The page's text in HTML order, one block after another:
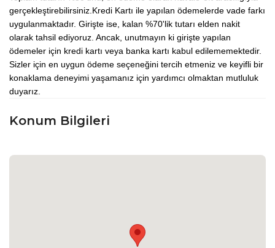
gerçekleştirebilirsiniz.Kredi Kartı ile yapılan ödemelerde vade farkı
uygulanmaktadır. Girişte ise, kalan %70'lik tutarı elden nakit
olarak tahsil ediyoruz. Ancak, unutmayın ki girişte yapılan
ödemeler için kredi kartı veya banka kartı kabul edilememektedir.
Sizler için en uygun ödeme seçeneğini tercih etmeniz ve keyifli bir
konaklama deneyimi yaşamanız için yardımcı olmaktan mutluluk
duyarız.
Konum Bilgileri